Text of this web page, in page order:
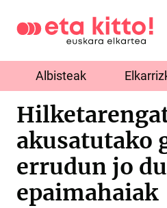
Albisteak
akusatutako
errudun jo du
epaimahaiak